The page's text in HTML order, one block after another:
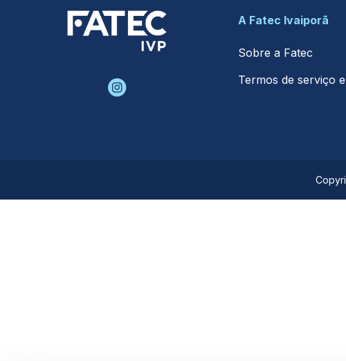
A Fatec Ivaiporã
Sobre a Fatec
Termos de serviço